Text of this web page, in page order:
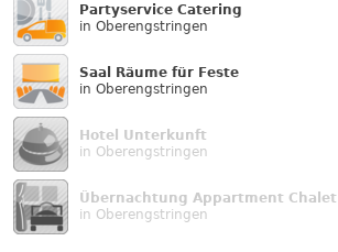
Partyservice Catering
in Oberengstringen
Saal Räume für Feste
in Oberengstringen
Hotel Unterkunft
in Oberengstringen
Übernachtung Appartment Chalet
in Oberengstringen